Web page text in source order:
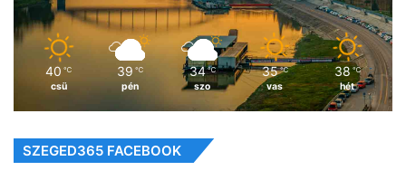
40 ℃
csü
39 ℃
pén
34 ℃
szo
35 ℃
vas
38 ℃
hét
SZEGED365 FACEBOOK